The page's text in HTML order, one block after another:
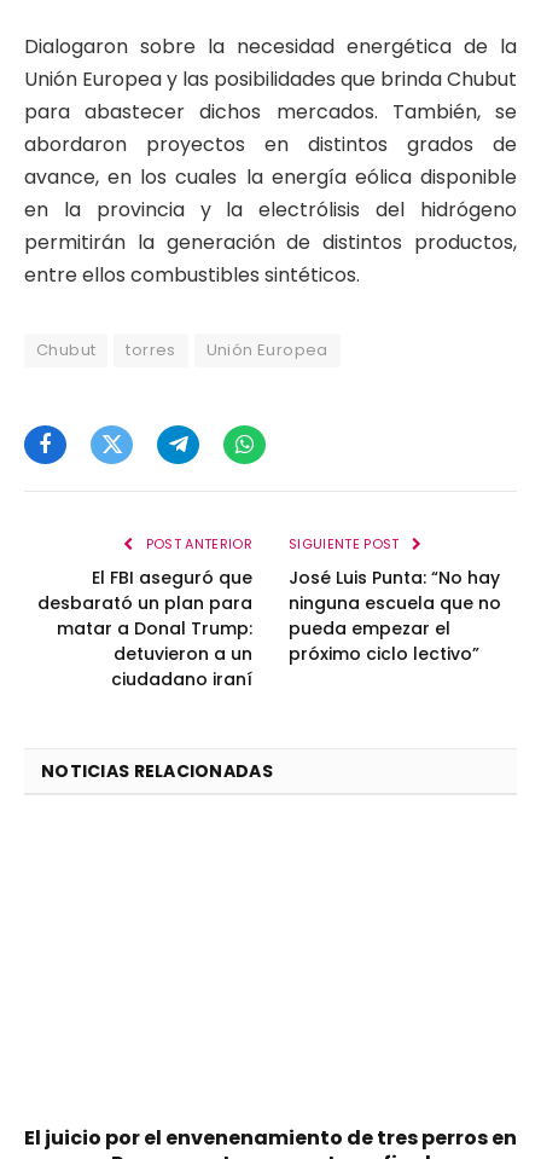
Dialogaron sobre la necesidad energética de la
Unión Europea y las posibilidades que brinda Chubut
para abastecer dichos mercados. También, se
abordaron proyectos en distintos grados de
avance, en los cuales la energía eólica disponible
en la provincia y la electrólisis del hidrógeno
permitirán la generación de distintos productos,
entre ellos combustibles sintéticos.
Chubut torres Unión Europea
FacebookTwitterTelegramWhatsApp
POST ANTERIOR
El FBI aseguró que
desbarató un plan para
matar a Donal Trump:
detuvieron a un
ciudadano iraní
SIGUIENTE POST
José Luis Punta: “No hay
ninguna escuela que no
pueda empezar el
próximo ciclo lectivo”
NOTICIAS RELACIONADAS
El juicio por el envenenamiento de tres perros en